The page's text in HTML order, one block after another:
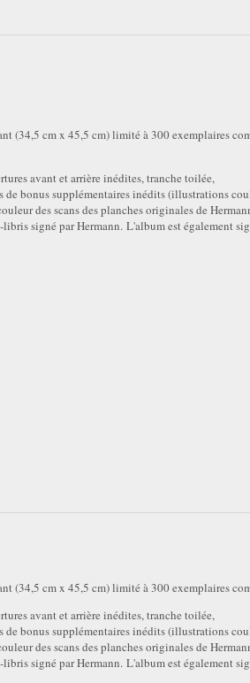
(34,5 cm x 45,5 cm) limité à 300 exemplaires
avant et arrière inédites, tranche toilée,
de bonus supplémentaires inédits (illustrations
des scans des planches originales de
signé par Hermann. L'album est également
(34,5 cm x 45,5 cm) limité à 300 exemplaires
avant et arrière inédites, tranche toilée,
de bonus supplémentaires inédits (illustrations
des scans des planches originales de
signé par Hermann. L'album est également